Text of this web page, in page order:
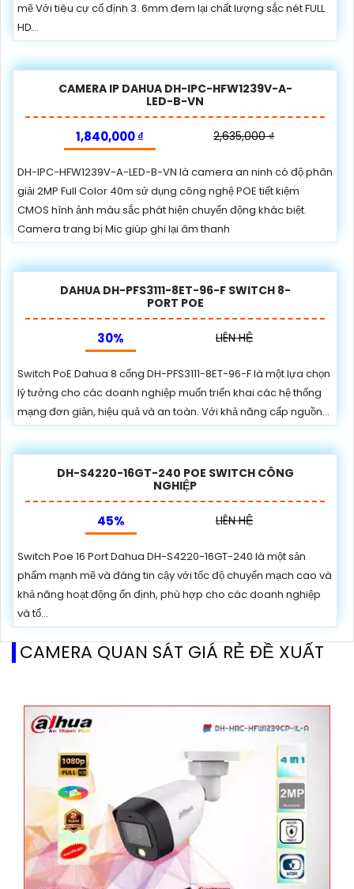
mẽ Với tiêu cự cố định 3. 6mm đem lại chất lượng sắc nét FULL
HD...
CAMERA IP DAHUA DH-IPC-HFW1239V-A-
LED-B-VN
1,840,000 ₫ 2,635,000 ₫
DH-IPC-HFW1239V-A-LED-B-VN là camera an ninh có độ phân
giải 2MP Full Color 40m sử dụng công nghệ POE tiết kiệm
CMOS hình ảnh màu sắc phát hiện chuyển động khác biệt.
Camera trang bị Mic giúp ghi lại âm thanh
DAHUA DH-PFS3111-8ET-96-F SWITCH 8-
PORT POE
30% LIÊN HỆ
Switch PoE Dahua 8 cổng DH-PFS3111-8ET-96-F là một lựa chọn
lý tưởng cho các doanh nghiệp muốn triển khai các hệ thống
mạng đơn giản, hiệu quả và an toàn. Với khả năng cấp nguồn...
DH-S4220-16GT-240 POE SWITCH CÔNG
NGHIỆP
45% LIÊN HỆ
Switch Poe 16 Port Dahua DH-S4220-16GT-240 là một sản
phẩm mạnh mẽ và đáng tin cậy với tốc độ chuyển mạch cao và
khả năng hoạt động ổn định, phù hợp cho các doanh nghiệp
và tổ...
CAMERA QUAN SÁT GIÁ RẺ ĐỀ XUẤT